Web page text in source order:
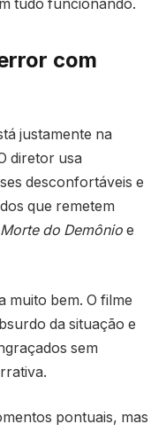
tudo funcionando.
com
justamente na
diretor usa
desconfortáveis e
que remetem
do Demônio e
muito bem. O filme
da situação e
sem
pontuais, mas